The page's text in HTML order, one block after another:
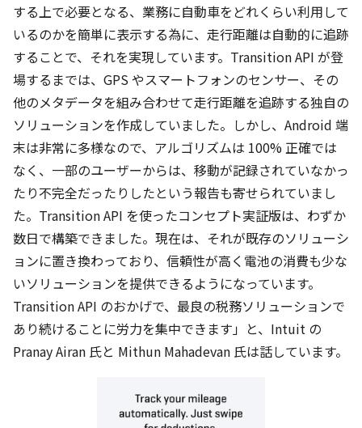
する上で必要となる、業務に自動車をどれくらい利用して
いるのかを簡単に表示する為に、走行距離は自動的に追跡
することで、それを実現しています。Transition API が登
場するまでは、GPS やスマートフォンのセンサー、その
他のメタデータを組み合わせて走行距離を追跡する独自の
ソリューションを作成していました。しかし、Android 端
末は非常に多様なので、アルゴリズムは 100% 正確では
なく、一部のユーザーからは、移動が記録されていなかっ
たり不完全だったりしたという報告も寄せられていまし
た。Transition API を使ったコンセプト実証版は、わずか
数日で構築できました。現在は、それが既存のソリューシ
ョンに置き換わっており、信頼性が高く電池の消費も少な
いソリューションを提供できるようになっています。
Transition API のおかげで、最良の税務ソリューションで
あり続けることに労力を集中できます」と、Intuit の
Pranay Airan 氏と Mithun Mahadevan 氏は話しています。